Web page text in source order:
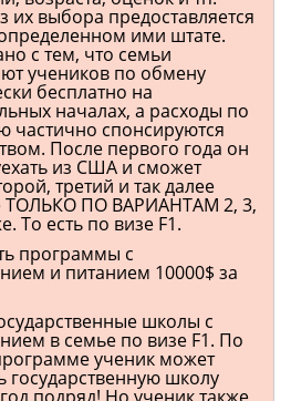
их выбора предоставляется
ими штате.
с тем, что семьи
учеников по обмену
бесплатно на
началах, а расходы по
частично спонсируются
После первого года он
из США и сможет
третий и так далее
ТОЛЬКО ПО ВАРИАНТАМ 2, 3,
То есть по визе F1.
программы с
и питанием 10000$ за
школы с
в семье по визе F1. По
ученик может
государственную школу